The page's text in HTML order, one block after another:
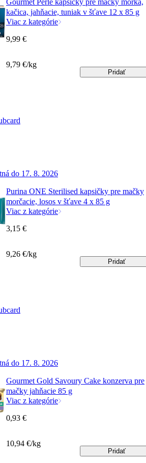
kačica, jahňacie, tuniak v šťave 12 x 85 g
Viac z kategórie
do 17. 8. 2026
9,99 €
9,79 €/kg
Pridať
Purina ONE Sterilised kapsičky pre mačky
morčacie, losos v šťave 4 x 85 g
Viac z kategórie
do 17. 8. 2026
3,15 €
9,26 €/kg
Pridať
Gourmet Gold Savoury Cake konzerva pre
mačky jahňacie 85 g
Viac z kategórie
0,93 €
10,94 €/kg
Pridať